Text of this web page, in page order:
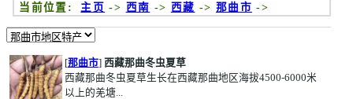
当前位置: 主页 -> 西南 -> 西藏 -> 那曲市 ->
[那曲市] 西藏那曲冬虫夏草
西藏那曲冬虫夏草生长在西藏那曲地区海拔4500-6000米
以上的羌塘...